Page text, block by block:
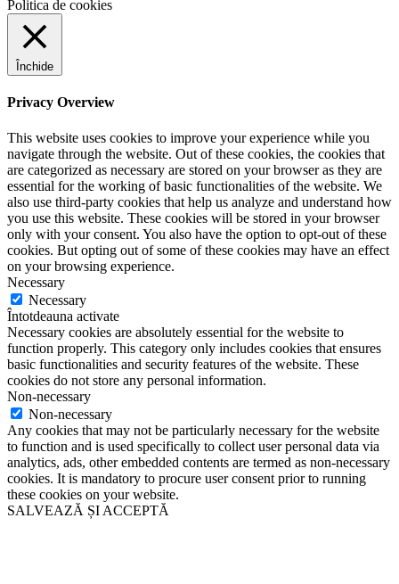
Politica de cookies
Închide
Privacy Overview
This website uses cookies to improve your experience while you
navigate through the website. Out of these cookies, the cookies that
are categorized as necessary are stored on your browser as they are
essential for the working of basic functionalities of the website. We
also use third-party cookies that help us analyze and understand how
you use this website. These cookies will be stored in your browser
only with your consent. You also have the option to opt-out of these
cookies. But opting out of some of these cookies may have an effect
on your browsing experience.
Necessary
Necessary
Întotdeauna activate
Necessary cookies are absolutely essential for the website to
function properly. This category only includes cookies that ensures
basic functionalities and security features of the website. These
cookies do not store any personal information.
Non-necessary
Non-necessary
Any cookies that may not be particularly necessary for the website
to function and is used specifically to collect user personal data via
analytics, ads, other embedded contents are termed as non-necessary
cookies. It is mandatory to procure user consent prior to running
these cookies on your website.
SALVEAZĂ ȘI ACCEPTĂ